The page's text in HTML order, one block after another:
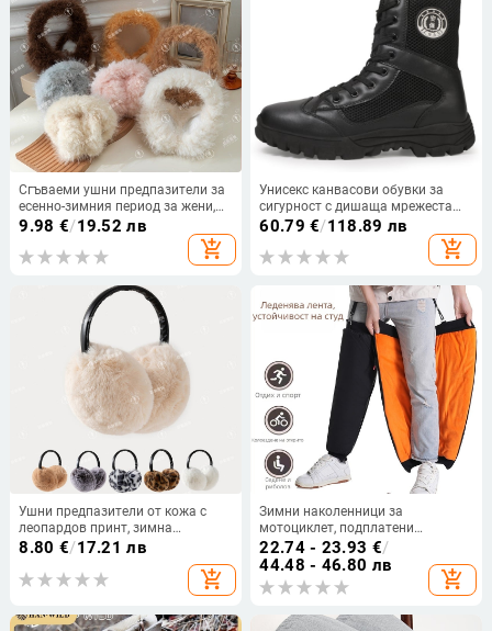
Сгъваеми ушни предпазители за
есенно-зимния период за жени,
семпъл плюшен дизайн, топли
9.98 €/19.52 лв
add_shopping_cart
Унисекс канвасови обувки за
сигурност с дишаща мрежеста
горна част, закръглен нос, среден
60.79 €/118.89 лв
add_shopping_cart
Ушни предпазители от кожа с
леопардов принт, зимна
термална защита, унисекс, за
8.80 €/17.21 лв
add_shopping_cart
Зимни наколенници за
мотоциклет, подплатени
флийсом, дебели,
ветроустойчиви, за възрастни
карачи
22.74 - 23.93 €/
44.48 - 46.80 лв
add_shopping_cart